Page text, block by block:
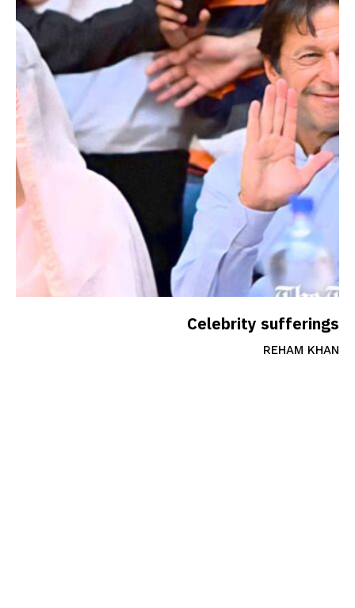
Celebrity sufferings
REHAM KHAN